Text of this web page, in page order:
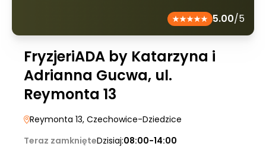
5.00/5
FryzjeriADA by Katarzyna i
Adrianna Gucwa, ul.
Reymonta 13
Reymonta 13, Czechowice-Dziedzice
Teraz zamknięteDzisiaj:08:00-14:00